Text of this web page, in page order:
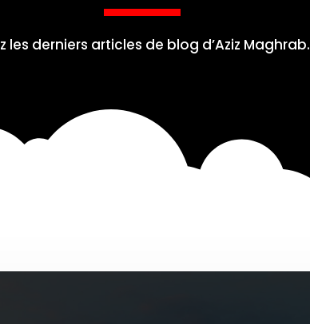
les derniers articles de blog d’Aziz Maghrab.